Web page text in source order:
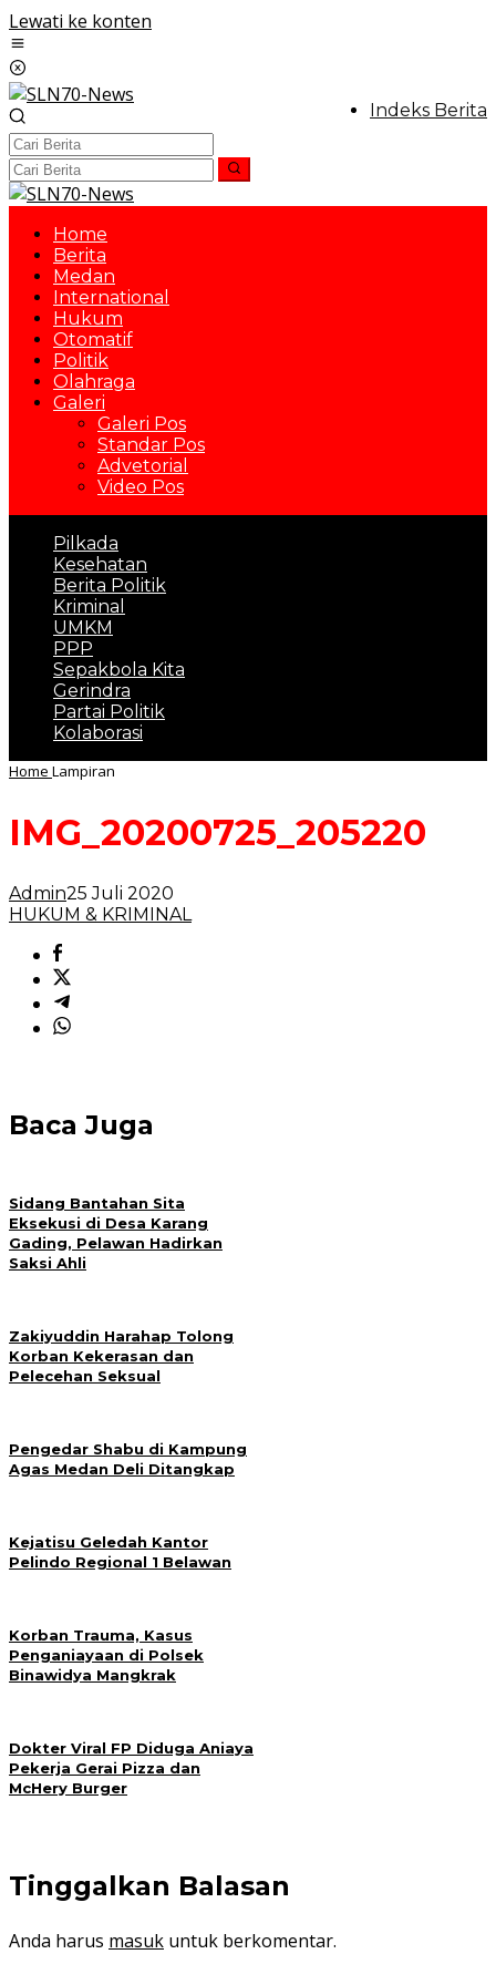
Lewati ke konten
Indeks Berita
Home
Berita
Medan
International
Hukum
Otomatif
Politik
Olahraga
Galeri
Galeri Pos
Standar Pos
Advetorial
Video Pos
Pilkada
Kesehatan
Berita Politik
Kriminal
UMKM
PPP
Sepakbola Kita
Gerindra
Partai Politik
Kolaborasi
Home Lampiran
IMG_20200725_205220
Admin25 Juli 2020
HUKUM & KRIMINAL
Baca Juga
Sidang Bantahan Sita
Eksekusi di Desa Karang
Gading, Pelawan Hadirkan
Saksi Ahli
Zakiyuddin Harahap Tolong
Korban Kekerasan dan
Pelecehan Seksual
Pengedar Shabu di Kampung
Agas Medan Deli Ditangkap
Kejatisu Geledah Kantor
Pelindo Regional 1 Belawan
Korban Trauma, Kasus
Penganiayaan di Polsek
Binawidya Mangkrak
Dokter Viral FP Diduga Aniaya
Pekerja Gerai Pizza dan
McHery Burger
Tinggalkan Balasan
Anda harus masuk untuk berkomentar.